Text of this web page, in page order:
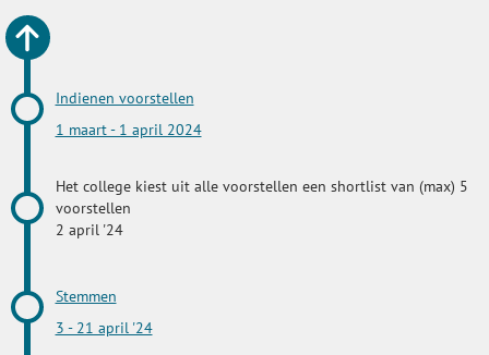
Indienen voorstellen
1 maart - 1 april 2024
Het college kiest uit alle voorstellen een shortlist van (max) 5
voorstellen
2 april '24
Stemmen
3 - 21 april '24